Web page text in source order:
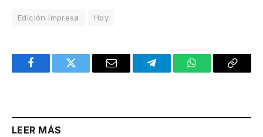
Edición Impresa Hoy
FacebookTwitter Email TelegramWhatsAppCopy
LEER MÁS